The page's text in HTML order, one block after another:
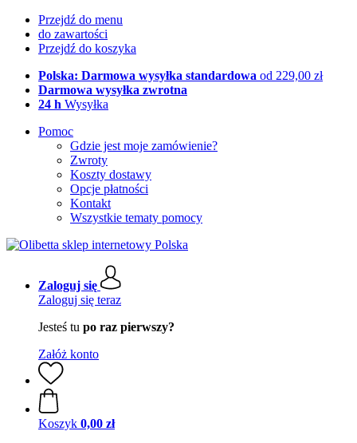
Przejdź do menu
do zawartości
Przejdź do koszyka
Polska: Darmowa wysyłka standardowa od 229,00 zł
Darmowa wysyłka zwrotna
24 h Wysyłka
Pomoc
Gdzie jest moje zamówienie?
Zwroty
Koszty dostawy
Opcje płatności
Kontakt
Wszystkie tematy pomocy
Zaloguj się
Zaloguj się teraz
Jesteś tu po raz pierwszy?
Załóż konto
Koszyk 0,00 zł